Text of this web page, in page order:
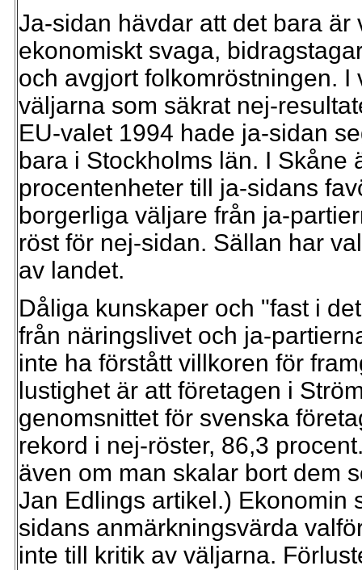
Ja-sidan hävdar att det bara
ekonomiskt svaga,
och avgjort folkomröstningen.
väljarna som säkrat nej-
EU-valet 1994 hade ja-sidan
bara i Stockholms län. I Skåne
procentenheter till ja-sidans
borgerliga väljare från ja-
röst för nej-sidan. Sällan har
av landet.
Dåliga kunskaper och "fast i
från näringslivet och ja-
inte ha förstått villkoren för
lustighet är att företagen i
genomsnittet för svenska
rekord i nej-röster, 86,3
även om man skalar bort dem
Jan Edlings artikel.) Ekonomin
sidans anmärkningsvärda
inte till kritik av väljarna.